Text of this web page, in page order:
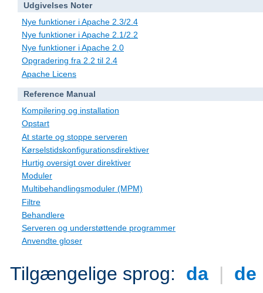
Udgivelses Noter
Nye funktioner i Apache 2.3/2.4
Nye funktioner i Apache 2.1/2.2
Nye funktioner i Apache 2.0
Opgradering fra 2.2 til 2.4
Apache Licens
Reference Manual
Kompilering og installation
Opstart
At starte og stoppe serveren
Kørselstidskonfigurationsdirektiver
Hurtig oversigt over direktiver
Moduler
Multibehandlingsmoduler (MPM)
Filtre
Behandlere
Serveren og understøttende programmer
Anvendte gloser
Tilgængelige sprog: da | de